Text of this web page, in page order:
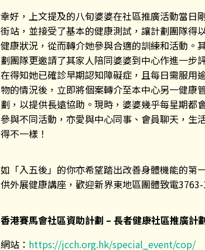
幸好，上文提及的八旬婆婆在社區推廣活動當日
街站，並接受了基本的健康測試，讓計劃團隊得
健康狀況，從而轉介她參與合適的訓練和活動。
劃團隊更邀請了其家人陪同婆婆到中心作進一步
在得知她已確診早期認知障礙症，且每日需服用
物的情況後，立即將個案轉介至本中心另一健康
劃，以提供長遠協助。現時，婆婆幾乎每星期都
參與不同活動，亦愛與中心同事、會員聊天，生
得不一樣！
如「入五後」的你亦希望踏出改善身體機能的第
供外展健康講座，歡迎新界東地區團體致電
香港賽馬會社區資助計劃 – 長者健康社區推廣計
網站： https://jcch.org.hk/special_event/cop/